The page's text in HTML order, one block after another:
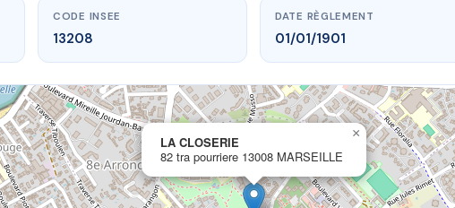
www.vme.plus/AB6801732
LA CLOSERIE
tra pourriere 13008 MARSEILLE
CODE INSEE
13208
DATE RÈGLEMENT
01/01/1901
LA CLOSERIE
82 tra pourriere 13008 MARSEILLE
×